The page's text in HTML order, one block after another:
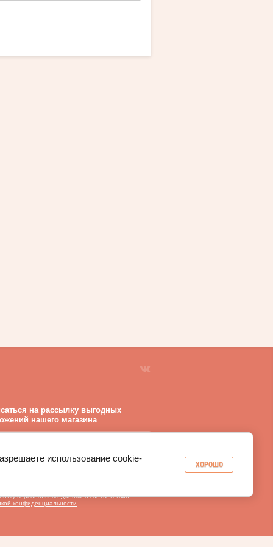
на рассылку выгодных
нашего магазина
персональных данных в соответствии
конфиденциальности
использование cookie-
ХОРОШО